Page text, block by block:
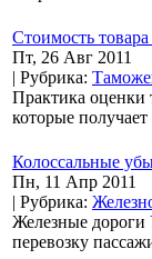
Стоимость
Пт, 26 Авг 2011
| Рубрика:
Практика оценки
которые
Колоссальные
Пн, 11 Апр 2011
| Рубрика:
Железные дороги
перевозку